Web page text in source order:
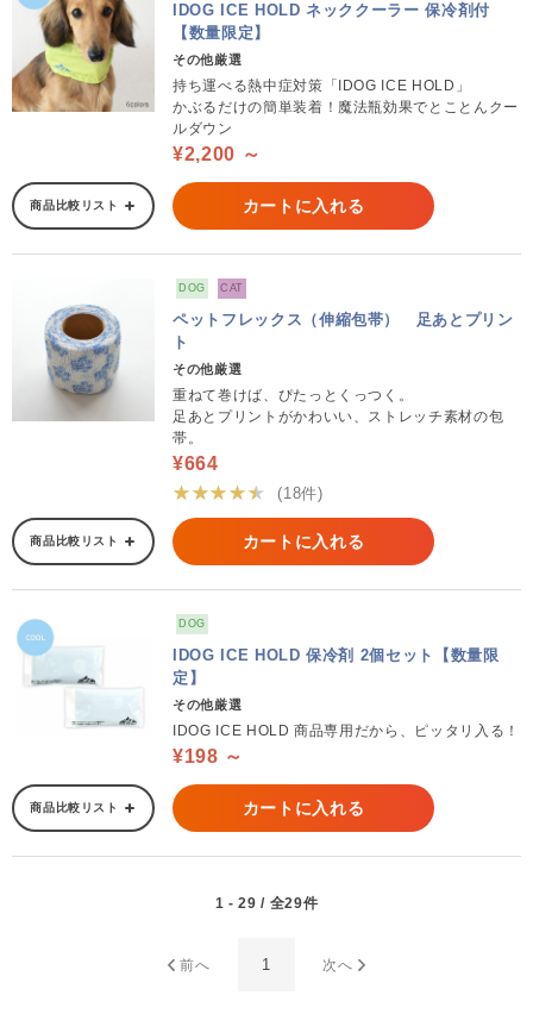
IDOG ICE HOLD ネッククーラー 保冷剤付
【数量限定】
その他厳選
持ち運べる熱中症対策「IDOG ICE HOLD」
かぶるだけの簡単装着！魔法瓶効果でとことんクー
ルダウン
¥2,200 ～
商品比較リスト カートに入れる
DOG CAT
ペットフレックス（伸縮包帯） 足あとプリン
ト
その他厳選
重ねて巻けば、ぴたっとくっつく。
足あとプリントがかわいい、ストレッチ素材の包
帯。
¥664
★★★★★
(18件)
商品比較リスト カートに入れる
DOG
IDOG ICE HOLD 保冷剤 2個セット【数量限
定】
その他厳選
IDOG ICE HOLD 商品専用だから、ピッタリ入る！
¥198 ～
商品比較リスト カートに入れる
1 - 29 / 全29件
前へ 1 次へ